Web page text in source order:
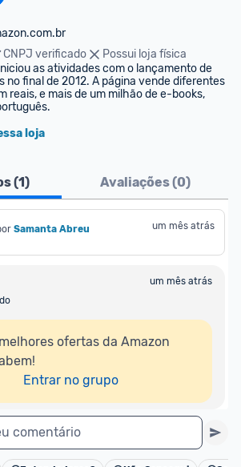
CNPJ verificado
Possui loja física
as atividades com o lançamento de
no final de 2012. A página vende diferentes
reais, e mais de um milhão de e-books,
loja
(1) Avaliações (0)
Samanta Abreu um mês atrás
um mês atrás
ofertas da Amazon
Entrar no grupo
comentário